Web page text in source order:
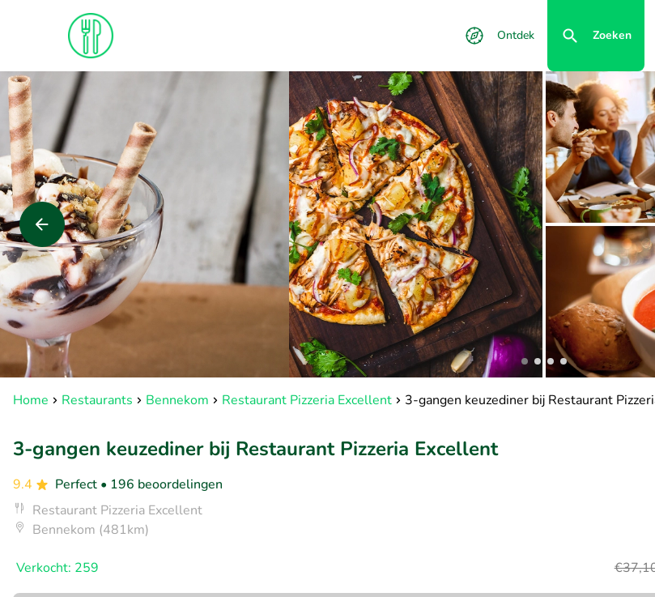
Ontdek Zoeken
Home Restaurants Bennekom Restaurant Pizzeria Excellent 3-gangen keuzediner bij Restaurant
3-gangen keuzediner bij Restaurant Pizzeria Excellent
9.4 Perfect • 196 beoordelingen
Restaurant Pizzeria Excellent
Bennekom (481km)
Verkocht: 259